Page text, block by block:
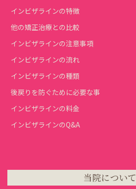
インビザラインの特徴
他の矯正治療との比較
インビザラインの注意事項
インビザラインの流れ
インビザラインの種類
後戻りを防ぐために必要な事
インビザラインの料金
インビザラインのQ&A
当院について